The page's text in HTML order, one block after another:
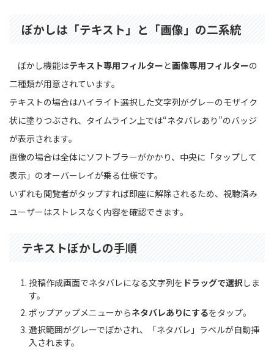
ぼかしは「テキスト」と「画像」の二系統
ぼかし機能はテキスト専用フィルターと画像専用フィルターの
二種類が用意されています。
テキストの場合はハイライト選択した文字列がグレーのモザイク
状に塗りつぶされ、タイムライン上では“ネタバレあり”のバッジ
が表示されます。
画像の場合は全体にソフトブラーがかかり、中央に「タップして
表示」のオーバーレイが乗る仕様です。
いずれも閲覧者がタップすれば即座に解除されるため、視聴済み
ユーザーはストレスなく内容を確認できます。
テキストぼかしの手順
投稿作成画面でネタバレになる文字列を ドラッグで選択しま
す。
ポップアップメニューからネタバレありにするをタップ。
選択範囲がグレーでぼかされ、「ネタバレ」ラベルが自動挿
入されます。